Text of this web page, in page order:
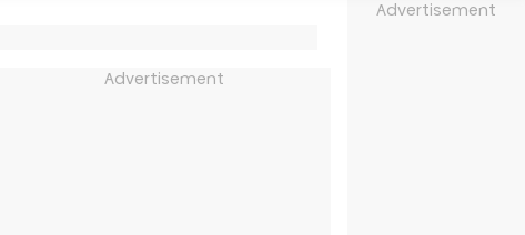
Advertisement
Advertisement